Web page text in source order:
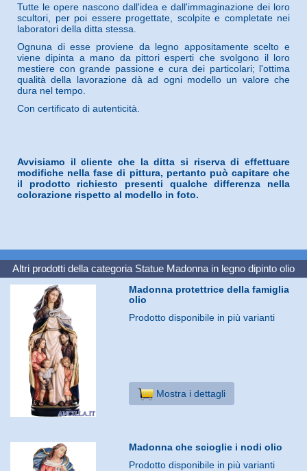
Tutte le opere nascono dall'idea e dall'immaginazione dei loro
scultori, per poi essere progettate, scolpite e completate nei
laboratori della ditta stessa.
Ognuna di esse proviene da legno appositamente scelto e
viene dipinta a mano da pittori esperti che svolgono il loro
mestiere con grande passione e cura dei particolari; l'ottima
qualità della lavorazione dà ad ogni modello un valore che
dura nel tempo.
Con certificato di autenticità.
Avvisiamo il cliente che la ditta si riserva di effettuare
modifiche nella fase di pittura, pertanto può capitare che
il prodotto richiesto presenti qualche differenza nella
colorazione rispetto al modello in foto.
Altri prodotti della categoria Statue Madonna in legno dipinto olio
Madonna protettrice della famiglia
olio
Prodotto disponibile in più varianti
Mostra i dettagli
Madonna che scioglie i nodi olio
Prodotto disponibile in più varianti